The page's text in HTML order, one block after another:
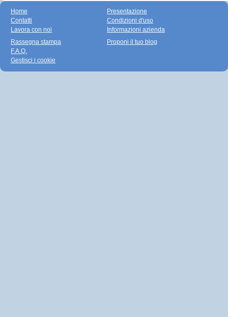
Home
Contatti
Lavora con noi
Presentazione
Condizioni d'uso
Informazioni azienda
Rassegna stampa
F.A.Q.
Gestisci i cookie
Proponi il tuo blog